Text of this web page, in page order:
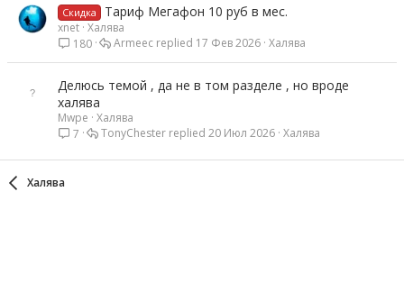
Скидка Тариф Мегафон 10 руб в мес.
xnet Халява
180
Халява
17 Фев 2026
Armeec
Делюсь темой , да не в том разделе , но вроде
халява
Mwpe Халява
7
Халява
20 Июл 2026
TonyChester
Халява